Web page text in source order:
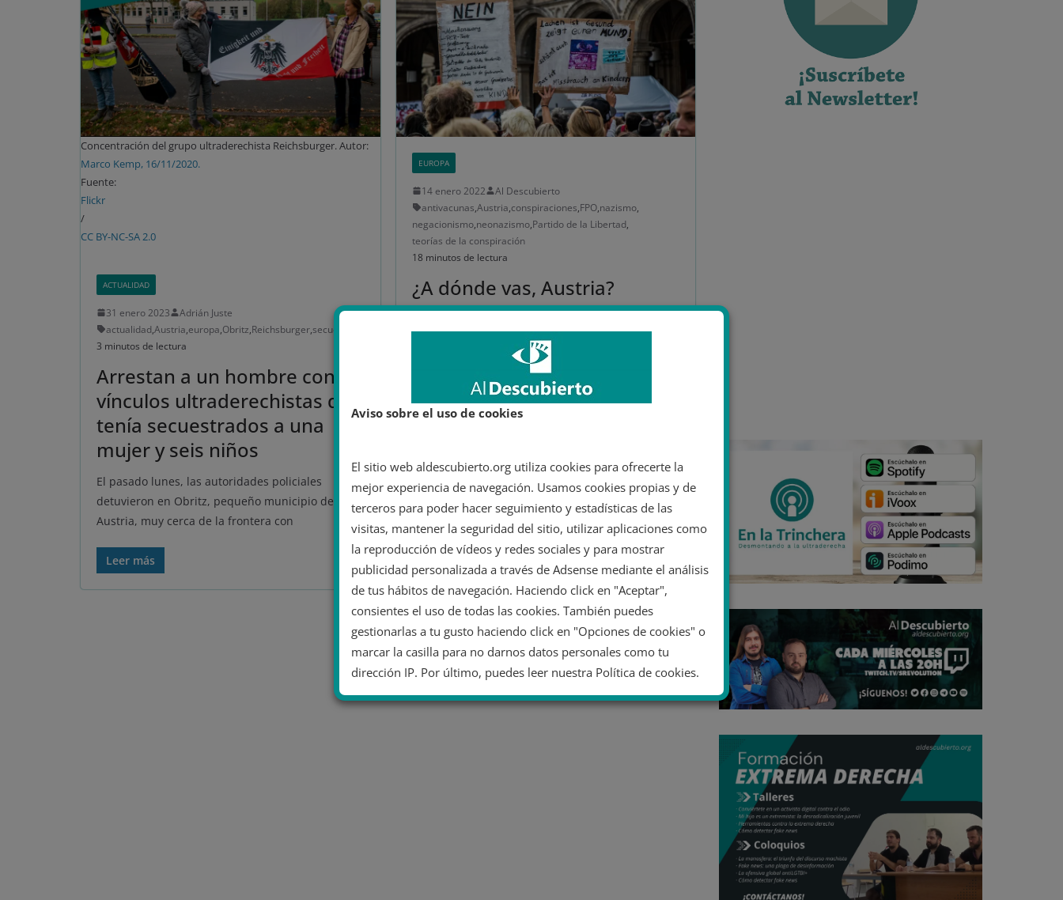
Concentración del grupo ultraderechista Reichsburger. Autor:
Marco Kemp, 16/11/2020.
Fuente:
Flickr
/
CC BY-NC-SA 2.0
ACTUALIDAD
31 enero 2023
Adrián Juste
actualidad,Austria,europa,Obritz,Reichsburger,secuestro
3 minutos de lectura
Arrestan a un hombre con
vínculos ultraderechistas que
tenía secuestrados a una
mujer y seis niños
El pasado lunes, las autoridades policiales
detuvieron en Obritz, pequeño municipio de Baja
Austria, muy cerca de la frontera con
Leer más
EUROPA
14 enero 2022
Al Descubierto
antivacunas,Austria,conspiraciones,FPO,nazismo,
negacionismo,neonazismo,Partido de la Libertad,
teorías de la conspiración
18 minutos de lectura
¿A dónde vas, Austria?
Antivacunas y extrema
derecha
Un misterio recorre Europa… los países de habla
alemana, conocidos supuestamente como
disciplinados, eficientes, responsables, van de
Leer más
Aviso sobre el uso de cookies
El sitio web aldescubierto.org utiliza cookies para ofrecerte la
mejor experiencia de navegación. Usamos cookies propias y de
terceros para poder hacer seguimiento y estadísticas de las
visitas, mantener la seguridad del sitio, utilizar aplicaciones como
la reproducción de vídeos y redes sociales y para mostrar
publicidad personalizada a través de Adsense mediante el análisis
de tus hábitos de navegación. Haciendo click en "Aceptar",
consientes el uso de todas las cookies. También puedes
gestionarlas a tu gusto haciendo click en "Opciones de cookies" o
marcar la casilla para no darnos datos personales como tu
dirección IP. Por último, puedes leer nuestra Política de cookies.